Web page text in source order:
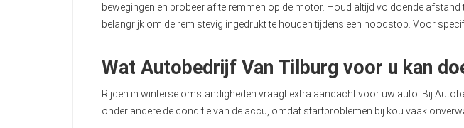
bewegingen en probeer af te remmen op de motor. Houd altijd voldoende
belangrijk om de rem stevig ingedrukt te houden tijdens een noodstop. Voor
Wat Autobedrijf Van Tilburg voor u kan
Rijden in winterse omstandigheden vraagt extra aandacht voor uw auto. Bij
onder andere de conditie van de accu, omdat startproblemen bij kou vaak